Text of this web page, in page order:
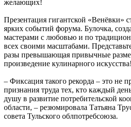
желающих!
Презентация гигантской «Венёвки»
ярких событий форума. Булочка,
мастерами с любовью и по
всех своими масштабами.
разы превышающая привычные
произведение кулинарного искусства!
– Фиксация такого рекорда – это не
признания труда тех, кто каждый
душу в развитие потребительской
области, – резюмировала Татьяна
совета Тульского облпотребсоюза.